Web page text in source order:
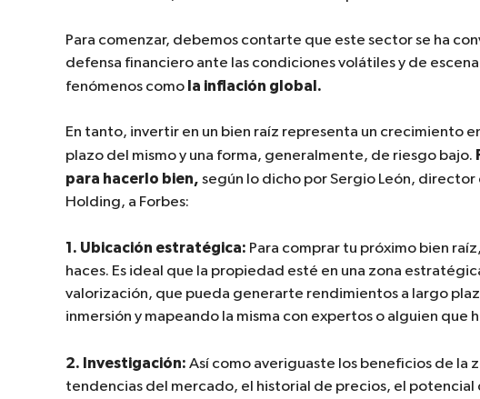
Para comenzar, debemos contarte que este sector se ha
defensa financiero ante las condiciones volátiles y de
fenómenos como la inflación global.
En tanto, invertir en un bien raíz representa un crecimiento
plazo del mismo y una forma, generalmente, de riesgo bajo.
para hacerlo bien, según lo dicho por Sergio León,
Holding, a Forbes:
1. Ubicación estratégica: Para comprar tu próximo bien
haces. Es ideal que la propiedad esté en una zona
valorización, que pueda generarte rendimientos a largo
inmersión y mapeando la misma con expertos o alguien que
2. Investigación: Así como averiguaste los beneficios de la
tendencias del mercado, el historial de precios, el